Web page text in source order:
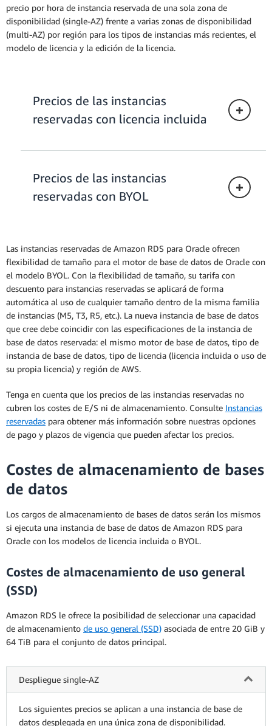
precio por hora de instancia reservada de una sola zona de
disponibilidad (single-AZ) frente a varias zonas de disponibilidad
(multi-AZ) por región para los tipos de instancias más recientes, el
modelo de licencia y la edición de la licencia.
Precios de las instancias
reservadas con licencia incluida
Precios de las instancias
reservadas con BYOL
Las instancias reservadas de Amazon RDS para Oracle ofrecen
flexibilidad de tamaño para el motor de base de datos de Oracle con
el modelo BYOL. Con la flexibilidad de tamaño, su tarifa con
descuento para instancias reservadas se aplicará de forma
automática al uso de cualquier tamaño dentro de la misma familia
de instancias (M5, T3, R5, etc.). La nueva instancia de base de datos
que cree debe coincidir con las especificaciones de la instancia de
base de datos reservada: el mismo motor de base de datos, tipo de
instancia de base de datos, tipo de licencia (licencia incluida o uso de
su propia licencia) y región de AWS.
Tenga en cuenta que los precios de las instancias reservadas no
cubren los costes de E/S ni de almacenamiento. Consulte Instancias
reservadas para obtener más información sobre nuestras opciones
de pago y plazos de vigencia que pueden afectar los precios.
Costes de almacenamiento de bases
de datos
Los cargos de almacenamiento de bases de datos serán los mismos
si ejecuta una instancia de base de datos de Amazon RDS para
Oracle con los modelos de licencia incluida o BYOL.
Costes de almacenamiento de uso general
(SSD)
Amazon RDS le ofrece la posibilidad de seleccionar una capacidad
de almacenamiento de uso general (SSD) asociada de entre 20 GiB y
64 TiB para el conjunto de datos principal.
Despliegue single-AZ
Los siguientes precios se aplican a una instancia de base de
datos desplegada en una única zona de disponibilidad.